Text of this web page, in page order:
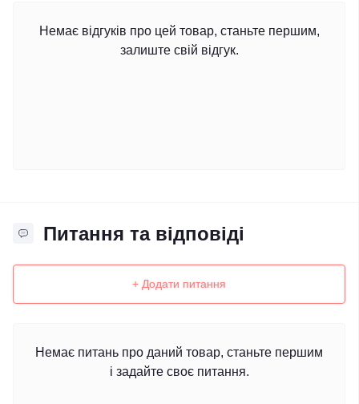
Немає відгуків про цей товар, станьте першим,
залиште свій відгук.
Питання та відповіді
+ Додати питання
Немає питань про даний товар, станьте першим
і задайте своє питання.